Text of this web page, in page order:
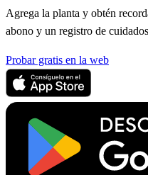
Agrega la planta y obtén
abono y un registro de
Probar gratis en la web